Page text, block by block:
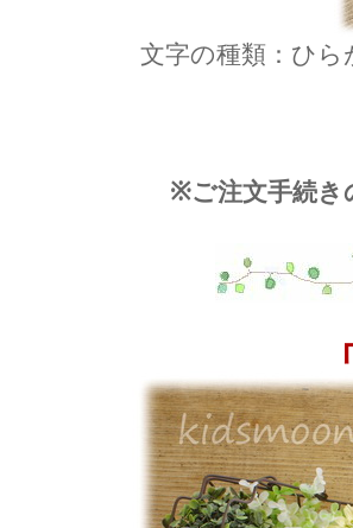
文字の種類：ひ
※ご注文手続き